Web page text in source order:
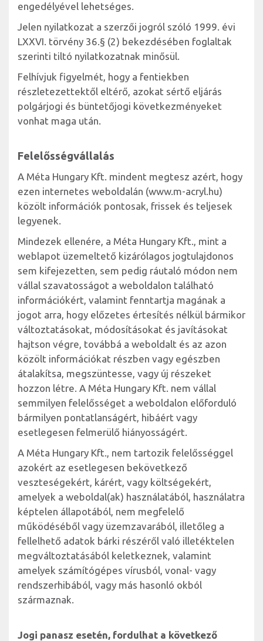
engedélyével lehetséges.
Jelen nyilatkozat a szerzői jogról szóló 1999. évi
LXXVI. törvény 36.§ (2) bekezdésében foglaltak
szerinti tiltó nyilatkozatnak minősül.
Felhívjuk figyelmét, hogy a fentiekben
részletezettektől eltérő, azokat sértő eljárás
polgárjogi és büntetőjogi következményeket
vonhat maga után.
Felelősségvállalás
A Méta Hungary Kft. mindent megtesz azért, hogy
ezen internetes weboldalán (www.m-acryl.hu)
közölt információk pontosak, frissek és teljesek
legyenek.
Mindezek ellenére, a Méta Hungary Kft., mint a
weblapot üzemeltető kizárólagos jogtulajdonos
sem kifejezetten, sem pedig ráutaló módon nem
vállal szavatosságot a weboldalon található
információkért, valamint fenntartja magának a
jogot arra, hogy előzetes értesítés nélkül bármikor
változtatásokat, módosításokat és javításokat
hajtson végre, továbbá a weboldalt és az azon
közölt információkat részben vagy egészben
átalakítsa, megszüntesse, vagy új részeket
hozzon létre. A Méta Hungary Kft. nem vállal
semmilyen felelősséget a weboldalon előforduló
bármilyen pontatlanságért, hibáért vagy
esetlegesen felmerülő hiányosságért.
A Méta Hungary Kft., nem tartozik felelősséggel
azokért az esetlegesen bekövetkező
veszteségekért, kárért, vagy költségekért,
amelyek a weboldal(ak) használatából, használatra
képtelen állapotából, nem megfelelő
működéséből vagy üzemzavarából, illetőleg a
fellelhető adatok bárki részéről való illetéktelen
megváltoztatásából keletkeznek, valamint
amelyek számítógépes vírusból, vonal- vagy
rendszerhibából, vagy más hasonló okból
származnak.
Jogi panasz esetén, fordulhat a következő